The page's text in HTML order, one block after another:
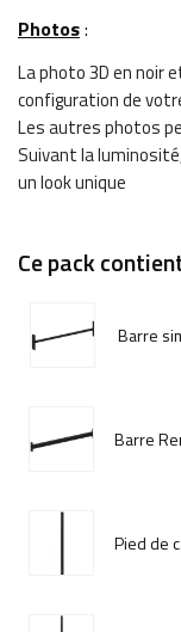
Photos:
La photo 3D en noir
configuration de
Les autres photos
Suivant la
un look unique
Ce pack
Barre
Barre
Pied de